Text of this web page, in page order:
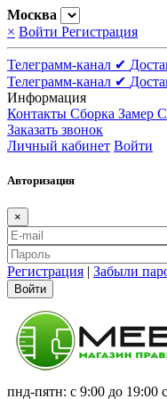
Москва
× Войти Регистрация
Телеграмм-канал ✔
Телеграмм-канал ✔
Информация
Контакты Сборка Замер
Заказать звонок
Личный кабинет Войти
Авторизация
×
Регистрация | Забыли
Войти
пнд-пятн: с 9:00 до 19:00